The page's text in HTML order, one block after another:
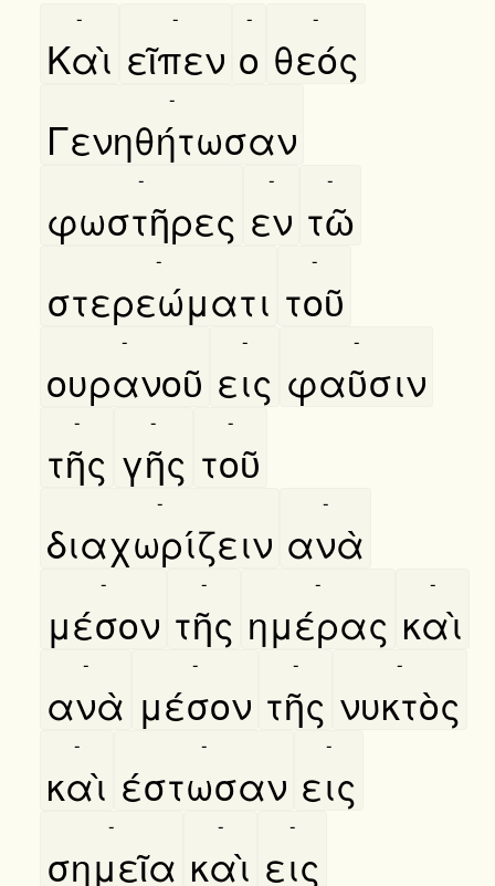
Καὶ
-
εῖπεν
-
ο
-
θεός
-
Γενηθήτωσαν
-
φωστῆρες
-
εν
-
τῶ
-
στερεώματι
-
τοῦ
-
ουρανοῦ
-
εις
-
φαῦσιν
-
τῆς
-
γῆς
-
τοῦ
-
διαχωρίζειν
-
ανὰ
-
μέσον
-
τῆς
-
ημέρας
-
καὶ
-
ανὰ
-
μέσον
-
τῆς
-
νυκτὸς
-
καὶ
-
έστωσαν
-
εις
-
σημεῖα
-
καὶ
-
εις
-